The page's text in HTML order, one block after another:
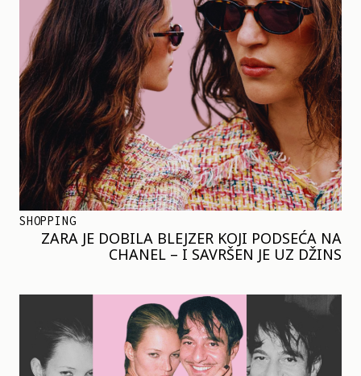
SHOPPING
ZARA JE DOBILA BLEJZER KOJI PODSEĆA NA
CHANEL – I SAVRŠEN JE UZ DŽINS